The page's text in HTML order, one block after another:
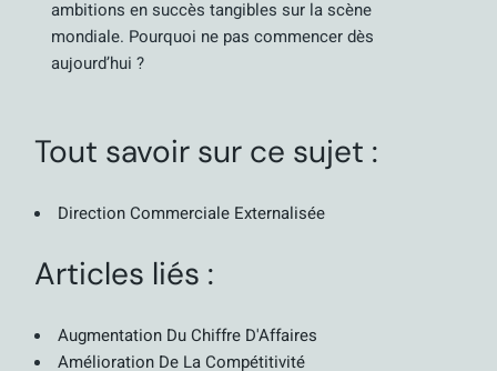
ambitions en succès tangibles sur la scène
mondiale. Pourquoi ne pas commencer dès
aujourd’hui ?
Tout savoir sur ce sujet :
Direction Commerciale Externalisée
Articles liés :
Augmentation Du Chiffre D'Affaires
Amélioration De La Compétitivité